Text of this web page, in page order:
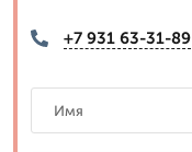
+7 931 63-31-89